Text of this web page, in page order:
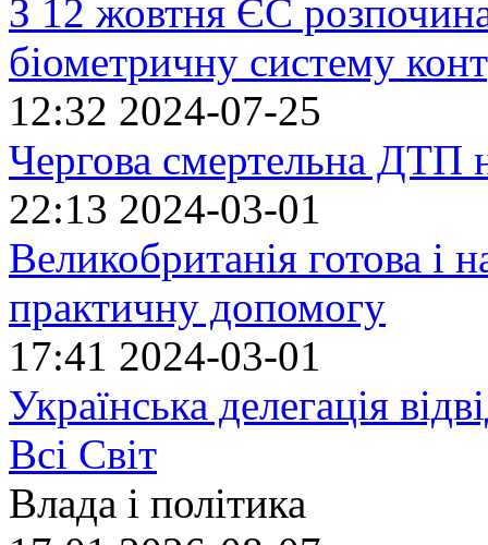
З 12 жовтня ЄС
біометричну систему
12:32 2024-07-25
Чергова смертельна ДТП
22:13 2024-03-01
Великобританія готова і
практичну допомогу
17:41 2024-03-01
Українська делегація
Всі Світ
Влада і політика